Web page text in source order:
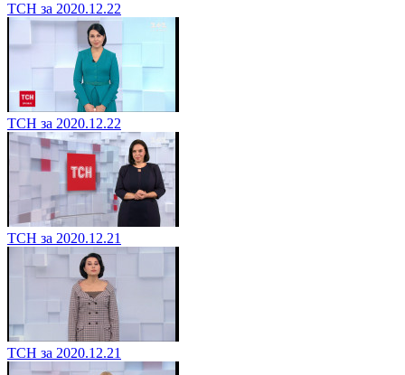
ТСН за 2020.12.22
ТСН за 2020.12.22
ТСН за 2020.12.21
ТСН за 2020.12.21